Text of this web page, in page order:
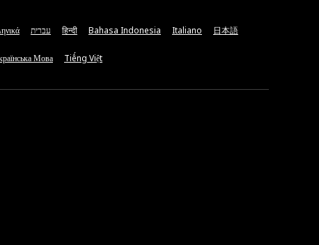
עברית हिन्दी Bahasa Indonesia Italiano 日本語
Мова Tiếng Việt